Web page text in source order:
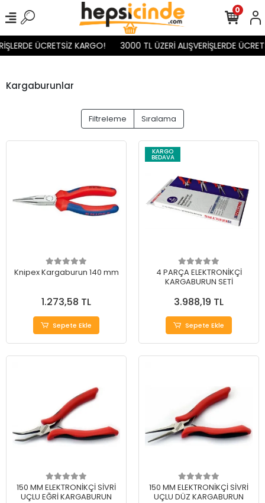
ÜCRETSİZ KARGO! 3000 TL ÜZERİ ALIŞVERİŞLERDE
0
Kargaburunlar
Filtreleme Sıralama
Knipex Kargaburun 140 mm
1.273,58 TL
Sepete Ekle
KARGO
BEDAVA
4 PARÇA ELEKTRONİKÇİ
KARGABURUN SETİ
3.988,19 TL
Sepete Ekle
150 MM ELEKTRONİKÇİ SİVRİ
UÇLU EĞRİ KARGABURUN
150 MM ELEKTRONİKÇİ SİVRİ
UÇLU DÜZ KARGABURUN